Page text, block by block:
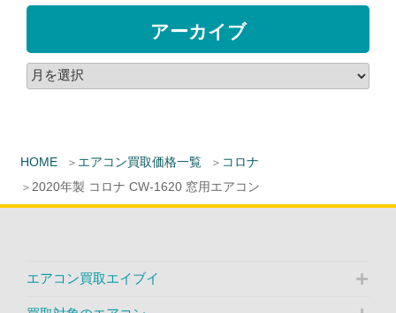
HOME エアコン買取価格一覧
コロナ
2020年製 コロナ CW-1620 窓用エアコン
アーカイブ
エアコン買取エイブイ